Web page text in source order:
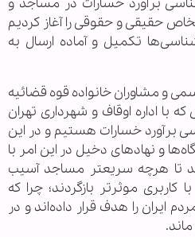
برآورد خسارات در مساجد و
حقیقی و حقوقی را آغاز کردیم
تکمیل و آماده ارسال به
و مشاوران خانواده قوه قضائیه
با اداره اوقاف و شهرداری تهران
برآورد خسارات هستیم و در این
و نهادهای دخیل در این امر با
تا هرچه سریعتر مساجد آسیب
موثرتر بازگردند؛ چرا که
ایران را هدف قرار داده‌اند و در